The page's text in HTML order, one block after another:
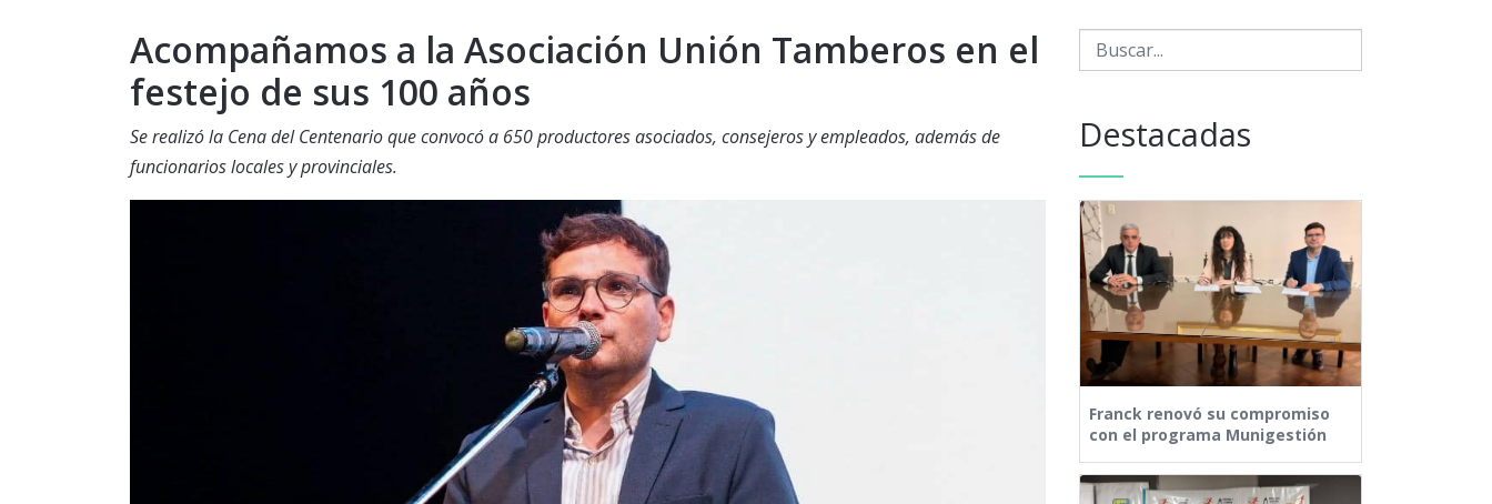
Acompañamos a la Asociación Unión Tamberos en el
festejo de sus 100 años
Se realizó la Cena del Centenario que convocó a 650 productores asociados, consejeros y empleados, además de
funcionarios locales y provinciales.
Destacadas
Franck renovó su compromiso
con el programa Munigestión